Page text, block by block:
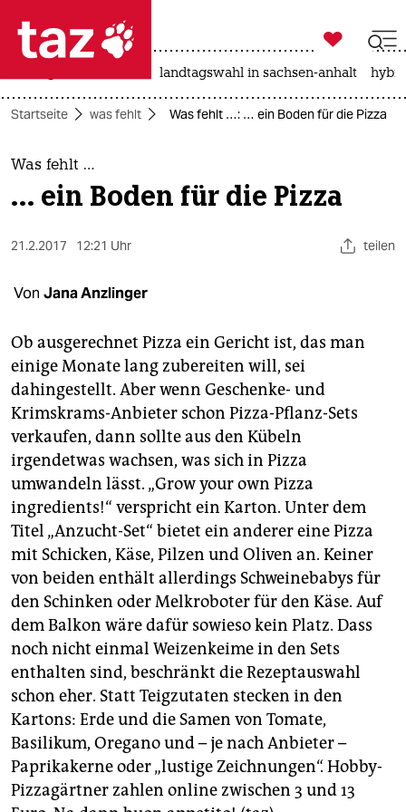
 taz zahl ich
taz zahl ich
themen
politik
öko
gesellschaft
sport
berlin
nord
wahrheit
verlag
verlag
veranstaltungen
shop
fragen & hilfe
unterstützen
abo
genossenschaft

taz zahl ich
landtagswahl in sachsen-anhalt
Startseite was fehlt Was fehlt …: … ein Boden für die Pizza
Was fehlt …
… ein Boden für die Pizza
21.2.2017 12:21 Uhr teilen
Von Jana Anzlinger
Ob ausgerechnet Pizza ein Gericht ist, das man
einige Monate lang zubereiten will, sei
dahingestellt. Aber wenn Geschenke- und
Krimskrams-Anbieter schon Pizza-Pflanz-Sets
verkaufen, dann sollte aus den Kübeln
irgendetwas wachsen, was sich in Pizza
umwandeln lässt. „Grow your own Pizza
ingredients!“ verspricht ein Karton. Unter dem
Titel „Anzucht-Set“ bietet ein anderer eine Pizza
mit Schicken, Käse, Pilzen und Oliven an. Keiner
von beiden enthält allerdings Schweinebabys für
den Schinken oder Melkroboter für den Käse. Auf
dem Balkon wäre dafür sowieso kein Platz. Dass
noch nicht einmal Weizenkeime in den Sets
enthalten sind, beschränkt die Rezeptauswahl
schon eher. Statt Teigzutaten stecken in den
Kartons: Erde und die Samen von Tomate,
Basilikum, Oregano und – je nach Anbieter –
Paprikakerne oder „lustige Zeichnungen“. Hobby-
Pizzagärtner zahlen online zwischen 3 und 13